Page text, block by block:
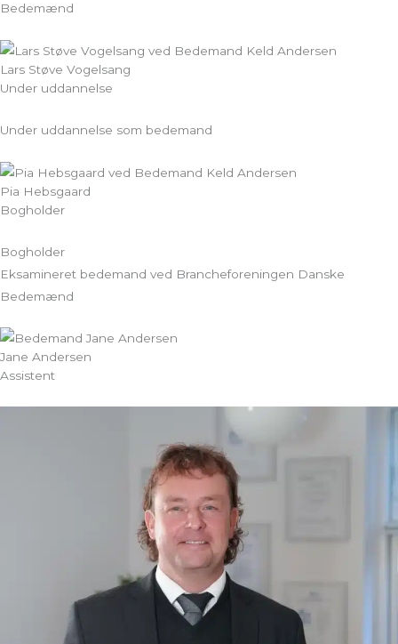
Bedemænd
Lars Støve Vogelsang
Under uddannelse
Under uddannelse som bedemand
Pia Hebsgaard
Bogholder
Bogholder
Eksamineret bedemand ved Brancheforeningen Danske
Bedemænd
Jane Andersen
Assistent